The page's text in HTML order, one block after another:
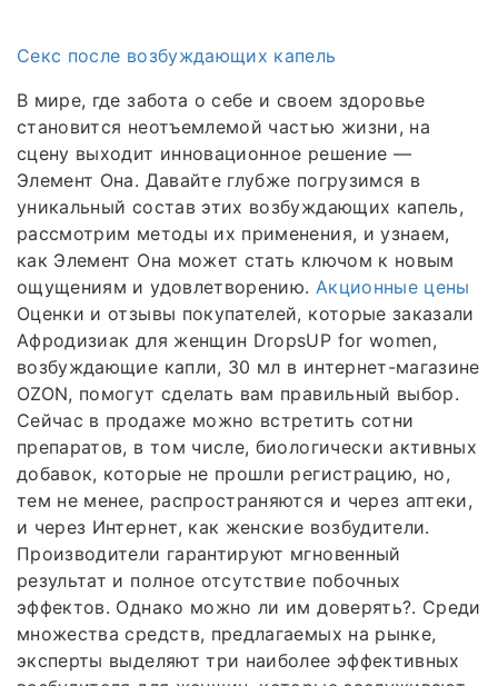
Секс после возбуждающих капель
В мире, где забота о себе и своем здоровье
становится неотъемлемой частью жизни, на
сцену выходит инновационное решение —
Элемент Она. Давайте глубже погрузимся в
уникальный состав этих возбуждающих капель,
рассмотрим методы их применения, и узнаем,
как Элемент Она может стать ключом к новым
ощущениям и удовлетворению. Акционные цены
Оценки и отзывы покупателей, которые заказали
Афродизиак для женщин DropsUP for women,
возбуждающие капли, 30 мл в интернет-магазине
OZON, помогут сделать вам правильный выбор.
Сейчас в продаже можно встретить сотни
препаратов, в том числе, биологически активных
добавок, которые не прошли регистрацию, но,
тем не менее, распространяются и через аптеки,
и через Интернет, как женские возбудители.
Производители гарантируют мгновенный
результат и полное отсутствие побочных
эффектов. Однако можно ли им доверять?. Среди
множества средств, предлагаемых на рынке,
эксперты выделяют три наиболее эффективных